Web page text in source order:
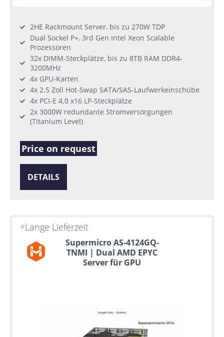
2HE Rackmount Server, bis zu 270W TDP
Dual Sockel P+, 3rd Gen Intel Xeon Scalable
Prozessoren
32x DIMM-Steckplätze, bis zu 8TB RAM DDR4-
3200MHz
4x GPU-Karten
4x 2.5 Zoll Hot-Swap SATA/SAS-Laufwerkeinschübe
4x PCI-E 4.0 x16 LP-Steckplätze
2x 3000W redundante Stromversorgungen
(Titanium Level)
Price on request
DETAILS
Lange Lieferzeit
Supermicro AS-4124GQ-
TNMI | Dual AMD EPYC
Server für GPU